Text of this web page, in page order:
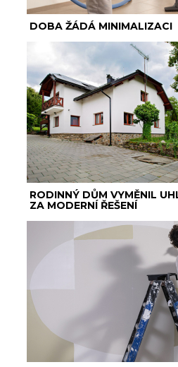
DOBA ŽÁDÁ MINIMALIZACI
RODINNÝ DŮM VYMĚNIL
ZA MODERNÍ ŘEŠENÍ